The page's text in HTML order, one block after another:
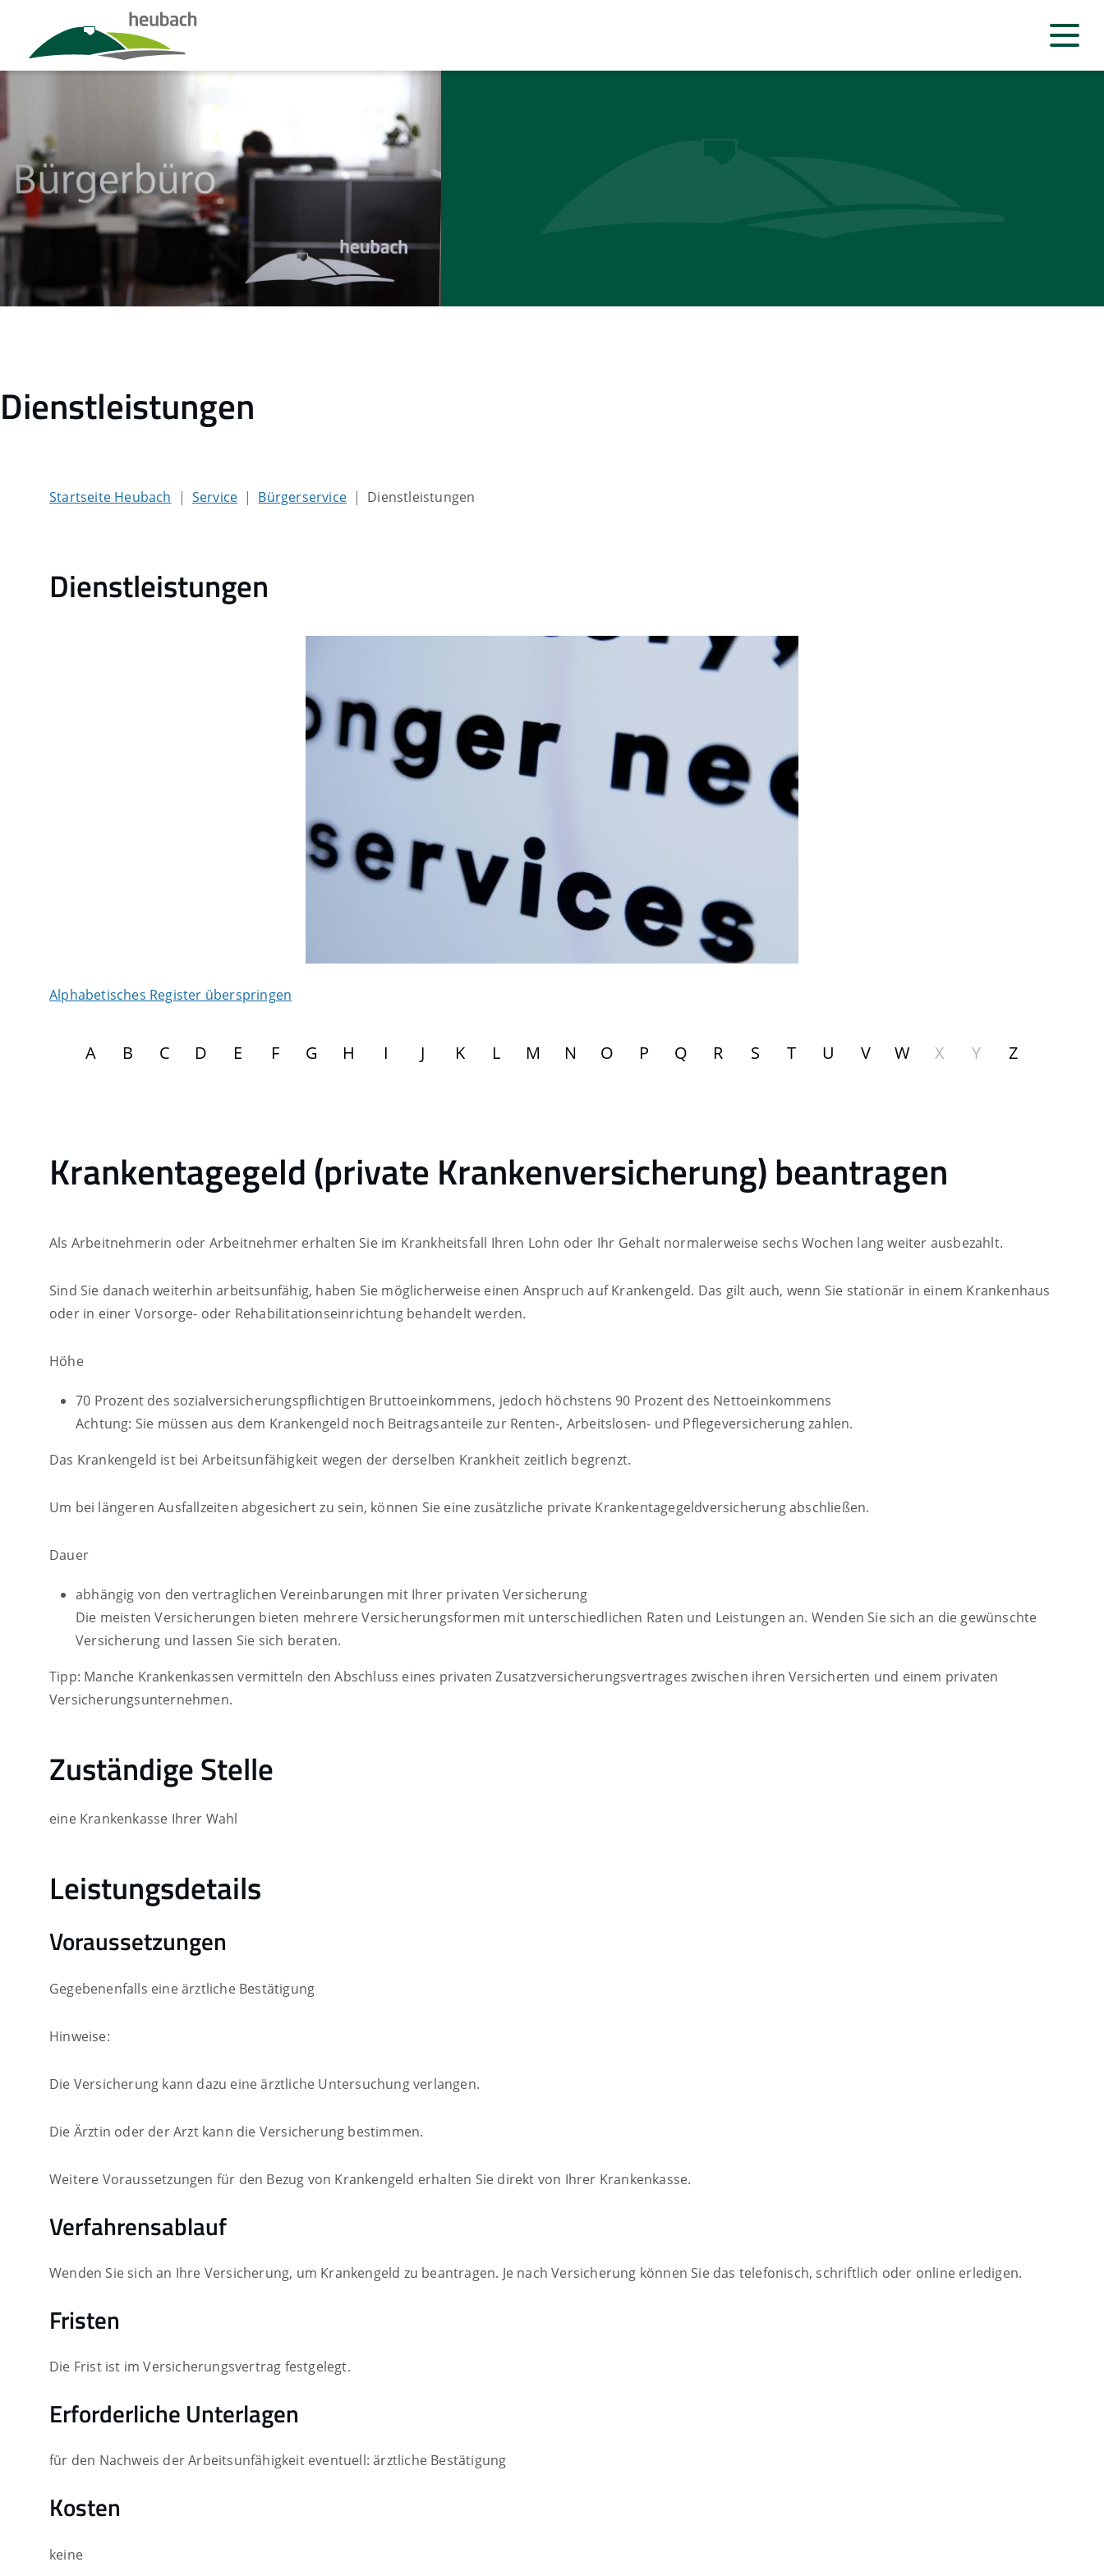
Dienstleistungen
Startseite Heubach Service Bürgerservice Dienstleistungen
Dienstleistungen
Alphabetisches Register überspringen
A B C D E F G H I J K L M N O P Q R S T U V W X Y Z
Krankentagegeld (private Krankenversicherung) beantragen
Als Arbeitnehmerin oder Arbeitnehmer erhalten Sie im Krankheitsfall Ihren Lohn oder Ihr Gehalt normalerweise sechs Wochen lang weiter ausbezahlt.
Sind Sie danach weiterhin arbeitsunfähig, haben Sie möglicherweise einen Anspruch auf Krankengeld. Das gilt auch, wenn Sie stationär in einem Krankenhaus
oder in einer Vorsorge- oder Rehabilitationseinrichtung behandelt werden.
Höhe
70 Prozent des sozialversicherungspflichtigen Bruttoeinkommens, jedoch höchstens 90 Prozent des Nettoeinkommens
Achtung: Sie müssen aus dem Krankengeld noch Beitragsanteile zur Renten-, Arbeitslosen- und Pflegeversicherung zahlen.
Das Krankengeld ist bei Arbeitsunfähigkeit wegen der derselben Krankheit zeitlich begrenzt.
Um bei längeren Ausfallzeiten abgesichert zu sein, können Sie eine zusätzliche private Krankentagegeldversicherung abschließen.
Dauer
abhängig von den vertraglichen Vereinbarungen mit Ihrer privaten Versicherung
Die meisten Versicherungen bieten mehrere Versicherungsformen mit unterschiedlichen Raten und Leistungen an. Wenden Sie sich an die gewünschte
Versicherung und lassen Sie sich beraten.
Tipp: Manche Krankenkassen vermitteln den Abschluss eines privaten Zusatzversicherungsvertrages zwischen ihren Versicherten und einem privaten
Versicherungsunternehmen.
Zuständige Stelle
eine Krankenkasse Ihrer Wahl
Leistungsdetails
Voraussetzungen
Gegebenenfalls eine ärztliche Bestätigung
Hinweise:
Die Versicherung kann dazu eine ärztliche Untersuchung verlangen.
Die Ärztin oder der Arzt kann die Versicherung bestimmen.
Weitere Voraussetzungen für den Bezug von Krankengeld erhalten Sie direkt von Ihrer Krankenkasse.
Verfahrensablauf
Wenden Sie sich an Ihre Versicherung, um Krankengeld zu beantragen. Je nach Versicherung können Sie das telefonisch, schriftlich oder online erledigen.
Fristen
Die Frist ist im Versicherungsvertrag festgelegt.
Erforderliche Unterlagen
für den Nachweis der Arbeitsunfähigkeit eventuell: ärztliche Bestätigung
Kosten
keine